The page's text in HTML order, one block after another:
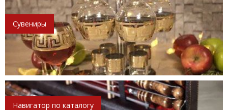
Сувениры
Навигатор по каталогу